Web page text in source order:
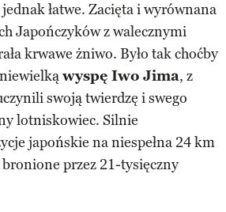
łatwe. Zacięta i wyrównana
Japończyków z walecznymi
krwawe żniwo. Było tak choćby
wyspę Iwo Jima, z
swoją twierdzę i swego
lotniskowiec. Silnie
japońskie na niespełna 24 km
przez 21-tysięczny